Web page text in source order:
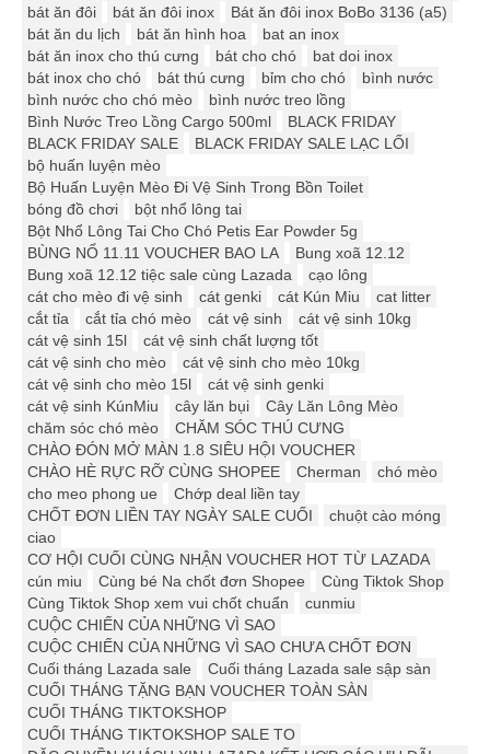
bát ăn đôi
bát ăn đôi inox
Bát ăn đôi inox BoBo 3136 (a5)
bát ăn du lịch
bát ăn hình hoa
bat an inox
bát ăn inox cho thú cưng
bát cho chó
bat doi inox
bát inox cho chó
bát thú cưng bỉm cho chó
bình nước
bình nước cho chó mèo
bình nước treo lồng
Bình Nước Treo Lồng Cargo 500ml
BLACK FRIDAY
BLACK FRIDAY SALE
BLACK FRIDAY SALE LẠC LỐI
bộ huấn luyện mèo
Bộ Huấn Luyện Mèo Đi Vệ Sinh Trong Bồn Toilet
bóng đồ chơi
bột nhổ lông tai
Bột Nhổ Lông Tai Cho Chó Petis Ear Powder 5g
BÙNG NỔ 11.11 VOUCHER BAO LA
Bung xoã 12.12
Bung xoã 12.12 tiệc sale cùng Lazada
cạo lông
cát cho mèo đi vệ sinh
cát genki cát Kún Miu
cat litter
cắt tỉa
cắt tỉa chó mèo cát vệ sinh
cát vệ sinh 10kg
cát vệ sinh 15l
cát vệ sinh chất lượng tốt
cát vệ sinh cho mèo
cát vệ sinh cho mèo 10kg
cát vệ sinh cho mèo 15l
cát vệ sinh genki
cát vệ sinh KúnMiu
cây lăn bụi
Cây Lăn Lông Mèo
chăm sóc chó mèo
CHĂM SÓC THÚ CƯNG
CHÀO ĐÓN MỞ MÀN 1.8 SIÊU HỘI VOUCHER
CHÀO HÈ RỰC RỠ CÙNG SHOPEE
Cherman
chó mèo
cho meo phong ue
Chớp deal liền tay
CHỐT ĐƠN LIỀN TAY NGÀY SALE CUỐI
chuột cào móng
ciao
CƠ HỘI CUỐI CÙNG NHẬN VOUCHER HOT TỪ LAZADA
cún miu
Cùng bé Na chốt đơn Shopee
Cùng Tiktok Shop
Cùng Tiktok Shop xem vui chốt chuẩn
cunmiu
CUỘC CHIẾN CỦA NHỮNG VÌ SAO
CUỘC CHIẾN CỦA NHỮNG VÌ SAO CHƯA CHỐT ĐƠN
Cuối tháng Lazada sale
Cuối tháng Lazada sale sập sàn
CUỐI THÁNG TẶNG BẠN VOUCHER TOÀN SÀN
CUỐI THÁNG TIKTOKSHOP
CUỐI THÁNG TIKTOKSHOP SALE TO